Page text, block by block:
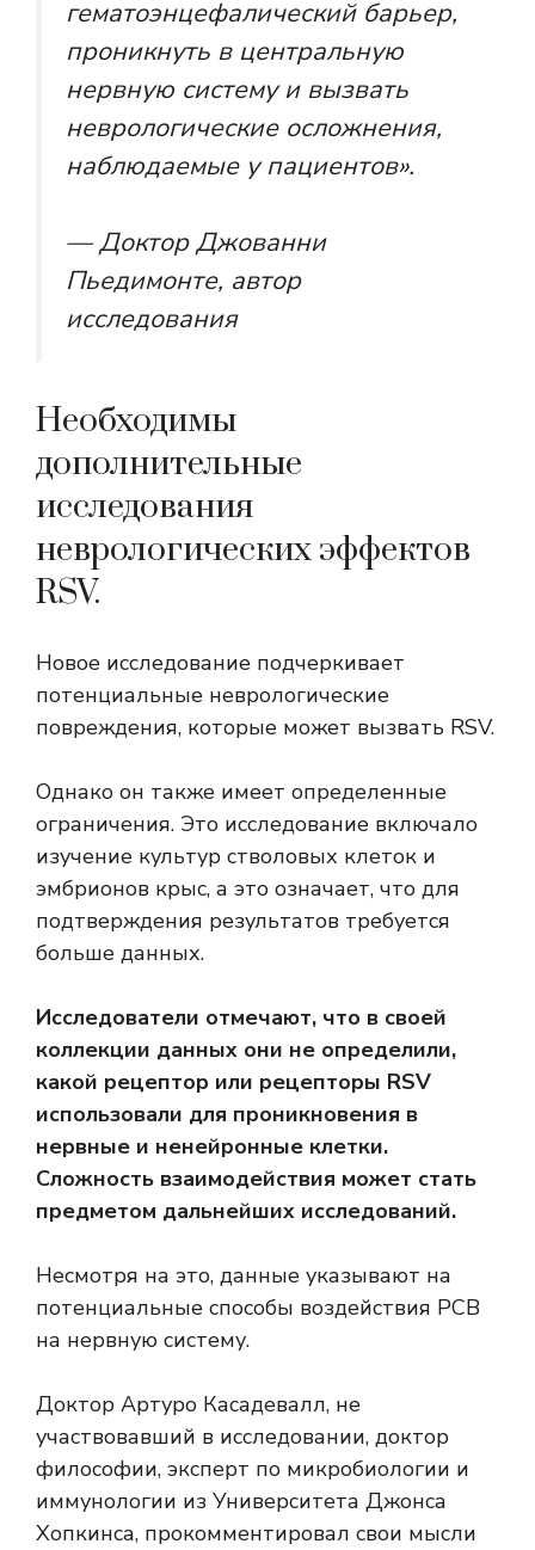
гематоэнцефалический барьер,
проникнуть в центральную
нервную систему и вызвать
неврологические осложнения,
наблюдаемые у пациентов».
— Доктор Джованни
Пьедимонте, автор
исследования
Необходимы
дополнительные
исследования
неврологических эффектов
RSV.
Новое исследование подчеркивает
потенциальные неврологические
повреждения, которые может вызвать RSV.
Однако он также имеет определенные
ограничения. Это исследование включало
изучение культур стволовых клеток и
эмбрионов крыс, а это означает, что для
подтверждения результатов требуется
больше данных.
Исследователи отмечают, что в своей
коллекции данных они не определили,
какой рецептор или рецепторы RSV
использовали для проникновения в
нервные и ненейронные клетки.
Сложность взаимодействия может стать
предметом дальнейших исследований.
Несмотря на это, данные указывают на
потенциальные способы воздействия РСВ
на нервную систему.
Доктор Артуро Касадевалл, не
участвовавший в исследовании, доктор
философии, эксперт по микробиологии и
иммунологии из Университета Джонса
Хопкинса, прокомментировал свои мысли